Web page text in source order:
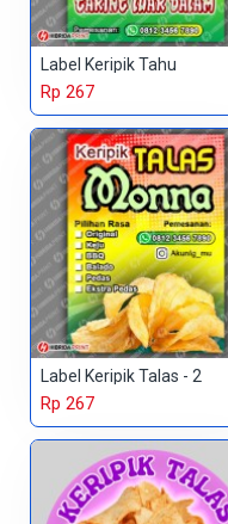
Label Keripik Tahu
Rp 267
Label Keripik Talas - 2
Rp 267